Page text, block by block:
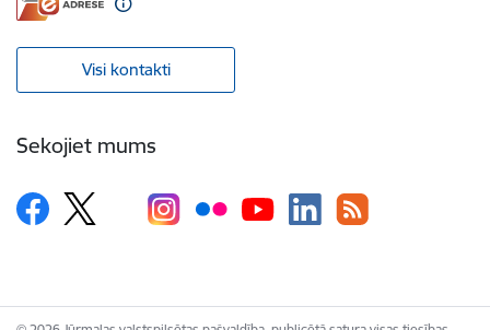
Visi kontakti
Sekojiet mums